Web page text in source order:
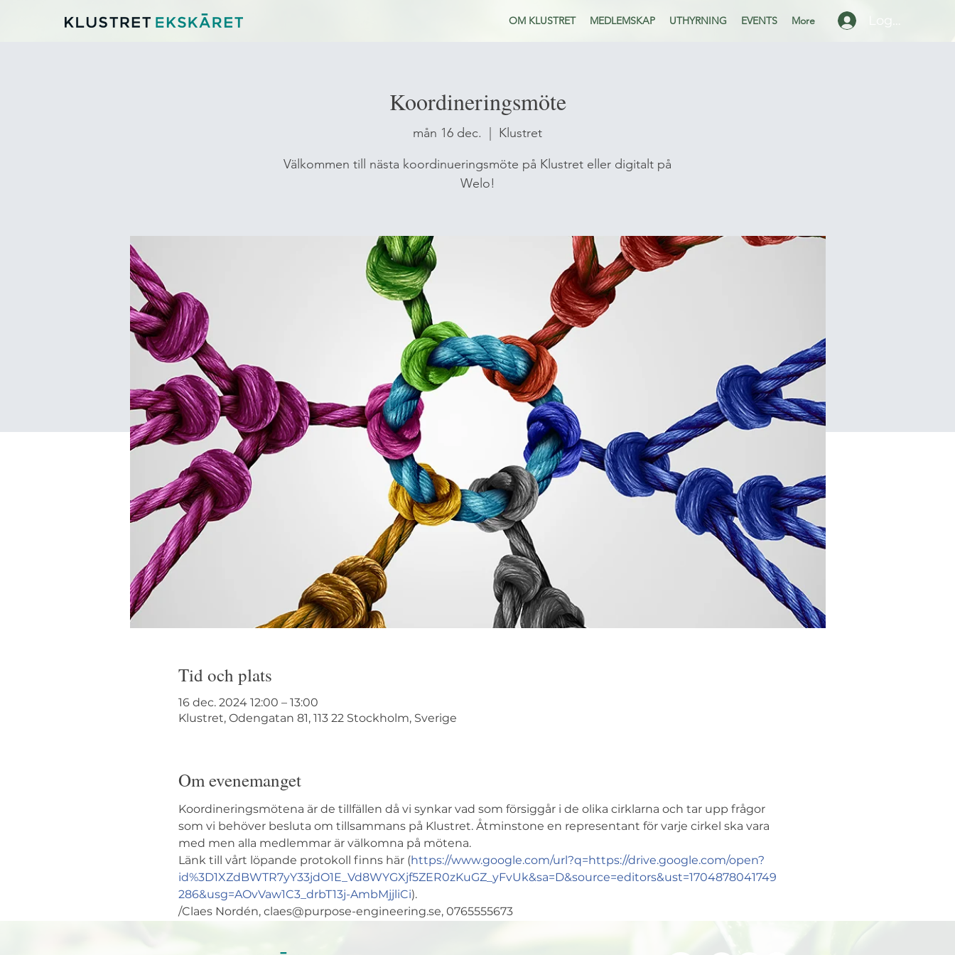
OM KLUSTRET MEDLEMSKAP UTHYRNING EVENTS More Logga in
Koordineringsmöte
mån 16 dec.
Klustret
Välkommen till nästa koordinueringsmöte på Klustret eller digitalt på
Welo!
Tid och plats
16 dec. 2024 12:00 – 13:00
Klustret, Odengatan 81, 113 22 Stockholm, Sverige
Om evenemanget
Koordineringsmötena är de tillfällen då vi synkar vad som försiggår i de olika cirklarna och tar upp frågor
som vi behöver besluta om tillsammans på Klustret. Åtminstone en representant för varje cirkel ska vara
med men alla medlemmar är välkomna på mötena.
Länk till vårt löpande protokoll finns här (https://www.google.com/url?q=https://drive.google.com/open?
id%3D1XZdBWTR7yY33jdO1E_Vd8WYGXjf5ZER0zKuGZ_yFvUk&sa=D&source=editors&ust=1704878041749
286&usg=AOvVaw1C3_drbT13j-AmbMjjliCi).
/Claes Nordén, claes@purpose-engineering.se, 0765555673